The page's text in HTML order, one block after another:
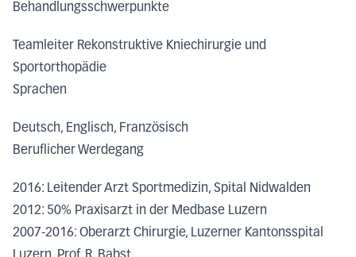
Behandlungsschwerpunkte
Teamleiter Rekonstruktive Kniechirurgie und
Sportorthopädie
Sprachen
Deutsch, Englisch, Französisch
Beruflicher Werdegang
2016: Leitender Arzt Sportmedizin, Spital Nidwalden
2012: 50% Praxisarzt in der Medbase Luzern
2007-2016: Oberarzt Chirurgie, Luzerner Kantonsspital